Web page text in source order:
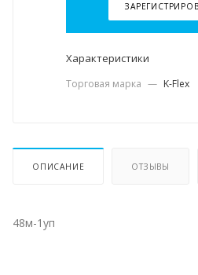
Характеристики
Торговая марка — K-Flex
ОПИСАНИЕ ОТЗЫВЫ
48м-1уп